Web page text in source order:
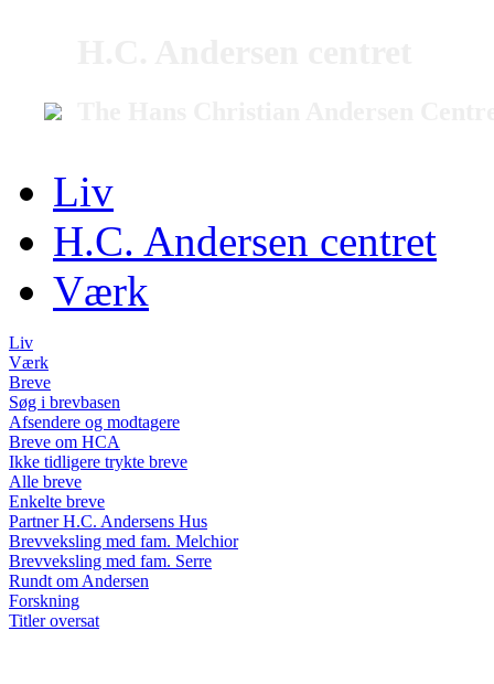
Liv
H.C. Andersen centret
Værk
Liv
Værk
Breve
Søg i brevbasen
Afsendere og modtagere
Breve om HCA
Ikke tidligere trykte breve
Alle breve
Enkelte breve
Partner H.C. Andersens Hus
Brevveksling med fam. Melchior
Brevveksling med fam. Serre
Rundt om Andersen
Forskning
Titler oversat